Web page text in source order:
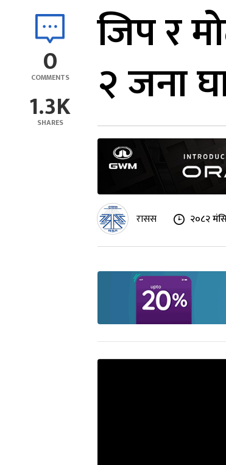
0
COMMENTS
1.3K
SHARES
जिप र
२ जना
रासस २०८२